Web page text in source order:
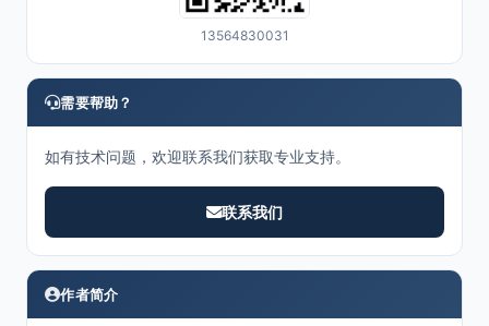
13564830031
需要帮助？
如有技术问题，欢迎联系我们获取专业支持。
联系我们
作者简介